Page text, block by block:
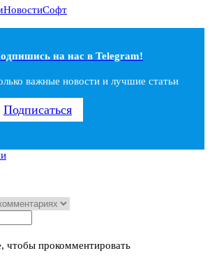
НовостиСофт
на наc в Telegram!
важные новости и лучшие статьи
Подписаться
чтобы прокомментировать